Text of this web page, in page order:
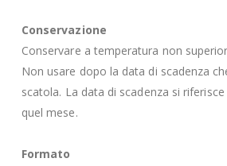
Conservazione
Conservare a temperatura non
Non usare dopo la data di scadenza
scatola. La data di scadenza si
quel mese.
Formato